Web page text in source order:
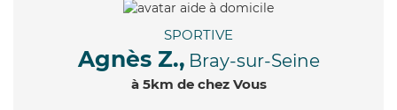
SPORTIVE
Agnès Z., Bray-sur-Seine
à 5km de chez Vous